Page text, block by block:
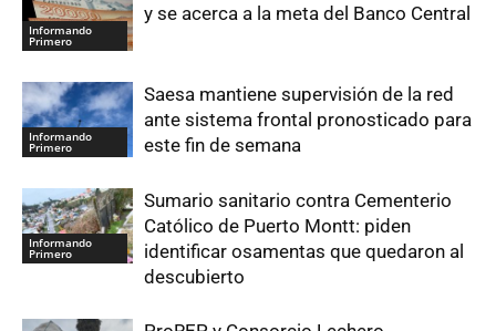
Informando
Primero
y se acerca a la meta del Banco Central
Informando
Primero
Saesa mantiene supervisión de la red
ante sistema frontal pronosticado para
este fin de semana
Informando
Primero
Sumario sanitario contra Cementerio
Católico de Puerto Montt: piden
identificar osamentas que quedaron al
descubierto